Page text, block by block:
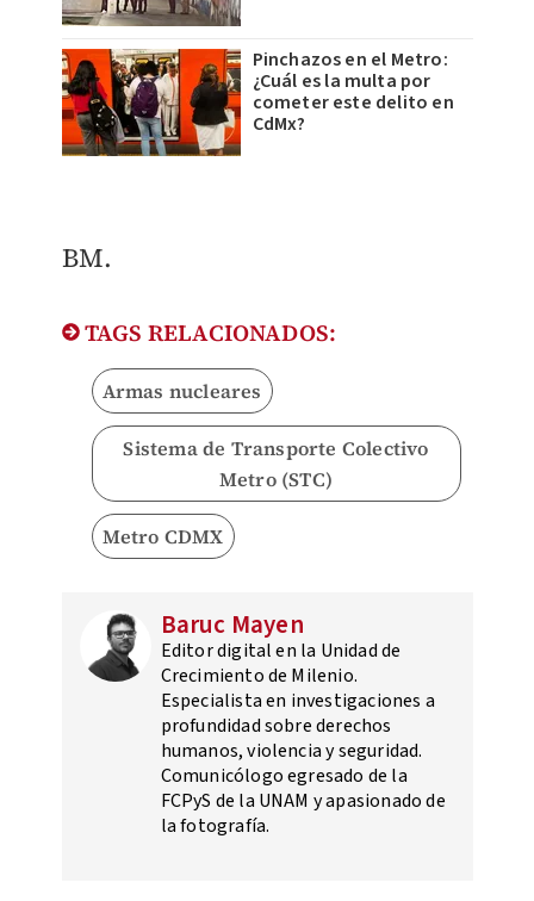
Pinchazos en el Metro:
¿Cuál es la multa por
cometer este delito en
CdMx?
BM.
TAGS RELACIONADOS:
Armas nucleares
Sistema de Transporte Colectivo
Metro (STC)
Metro CDMX
Baruc Mayen
Editor digital en la Unidad de
Crecimiento de Milenio.
Especialista en investigaciones a
profundidad sobre derechos
humanos, violencia y seguridad.
Comunicólogo egresado de la
FCPyS de la UNAM y apasionado de
la fotografía.